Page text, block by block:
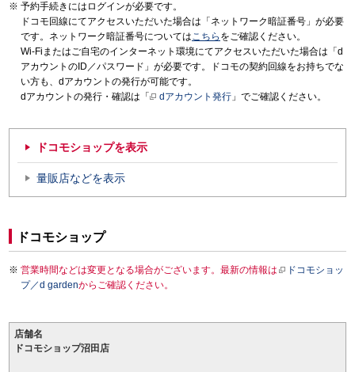
予約手続きにはログインが必要です。
ドコモ回線にてアクセスいただいた場合は「ネットワーク暗証番号」が必要
です。ネットワーク暗証番号についてはこちら をご確認ください。
Wi-Fiまたはご自宅のインターネット環境にてアクセスいただいた場合は「d
アカウントのID／パスワード」が必要です。ドコモの契約回線をお持ちでな
い方も、dアカウントの発行が可能です。
dアカウントの発行・確認は「
dアカウント発行 」でご確認ください。
ドコモショップを表示
量販店などを表示
ドコモショップ
営業時間などは変更となる場合がございます。最新の情報は
ドコモショッ
プ／d gardenからご確認ください。
店舗名
ドコモショップ沼田店